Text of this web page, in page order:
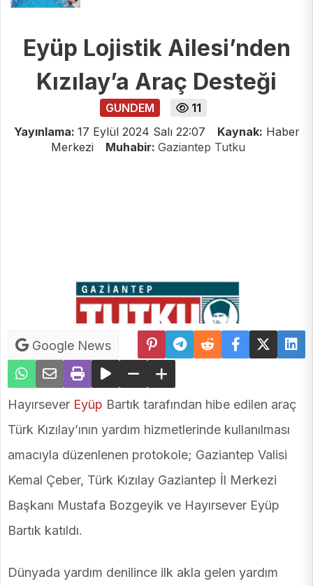
Eyüp Lojistik Ailesi’nden
Kızılay’a Araç Desteği
GUNDEM
11
Yayınlama: 17 Eylül 2024 Salı 22:07 Kaynak: Haber
Merkezi
Muhabir: Gaziantep Tutku
Google News
Hayırsever Eyüp Bartık tarafından hibe edilen araç
Türk Kızılay’ının yardım hizmetlerinde kullanılması
amacıyla düzenlenen protokole; Gaziantep Valisi
Kemal Çeber, Türk Kızılay Gaziantep İl Merkezi
Başkanı Mustafa Bozgeyik ve Hayırsever Eyüp
Bartık katıldı.
Dünyada yardım denilince ilk akla gelen yardım